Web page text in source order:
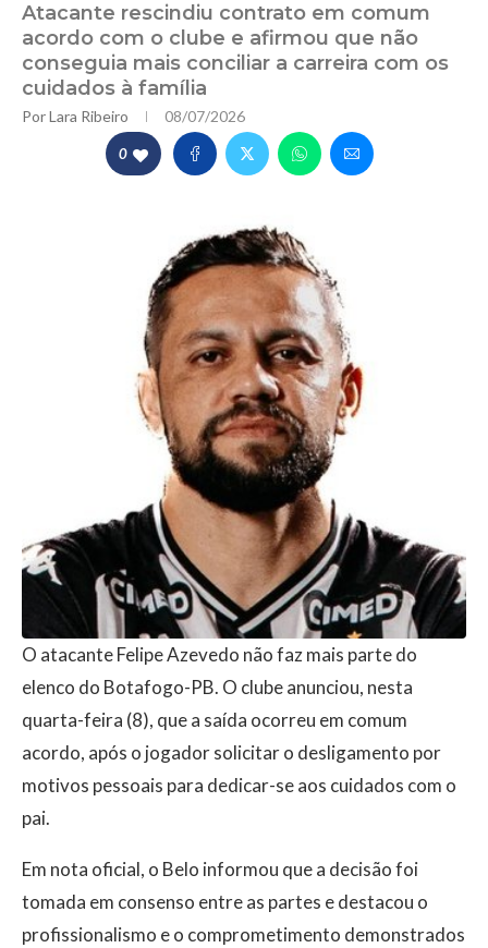
Atacante rescindiu contrato em comum
acordo com o clube e afirmou que não
conseguia mais conciliar a carreira com os
cuidados à família
PorLara Ribeiro 08/07/2026
0
O atacante Felipe Azevedo não faz mais parte do
elenco do Botafogo-PB. O clube anunciou, nesta
quarta-feira (8), que a saída ocorreu em comum
acordo, após o jogador solicitar o desligamento por
motivos pessoais para dedicar-se aos cuidados com o
pai.
Em nota oficial, o Belo informou que a decisão foi
tomada em consenso entre as partes e destacou o
profissionalismo e o comprometimento demonstrados